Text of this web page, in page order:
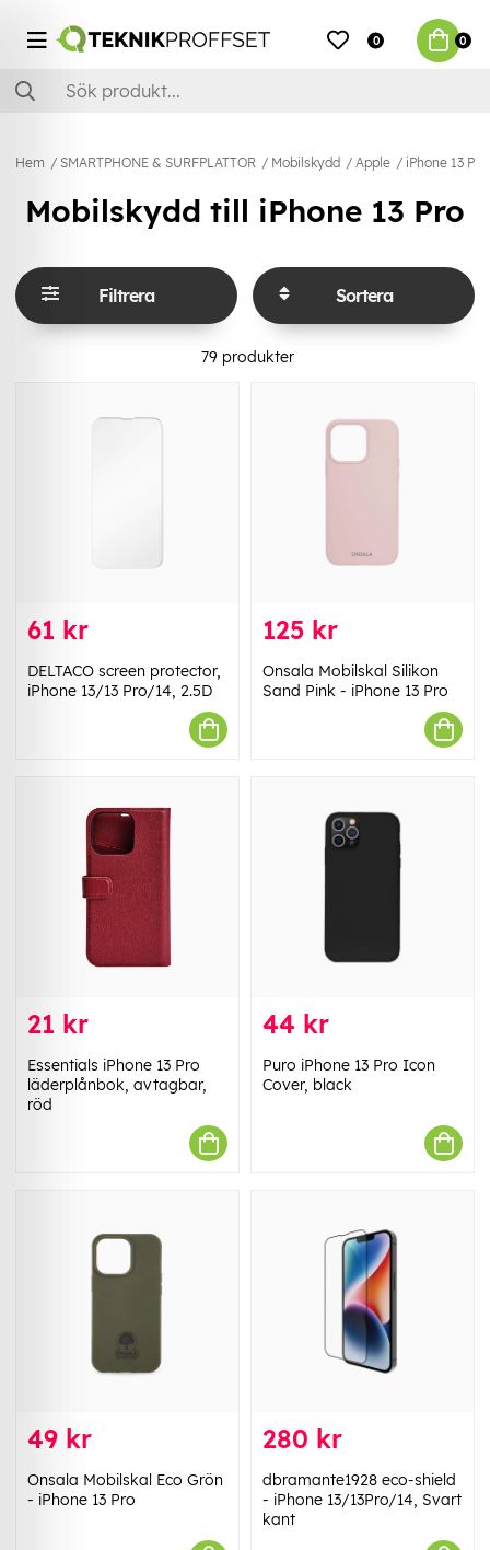
0 0
Hem SMARTPHONE & SURFPLATTOR Mobilskydd Apple iPhone 13 Pro
Mobilskydd till iPhone 13 Pro
Filtrera Sortera
79produkter
61 kr
DELTACO screen protector,
iPhone 13/13 Pro/14, 2.5D
125 kr
Onsala Mobilskal Silikon
Sand Pink - iPhone 13 Pro
21 kr
Essentials iPhone 13 Pro
läderplånbok, avtagbar,
röd
44 kr
Puro iPhone 13 Pro Icon
Cover, black
49 kr
Onsala Mobilskal Eco Grön
- iPhone 13 Pro
280 kr
dbramante1928 eco-shield
- iPhone 13/13Pro/14, Svart
kant